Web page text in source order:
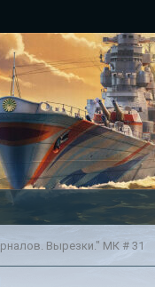
Вырезки." МК # 31